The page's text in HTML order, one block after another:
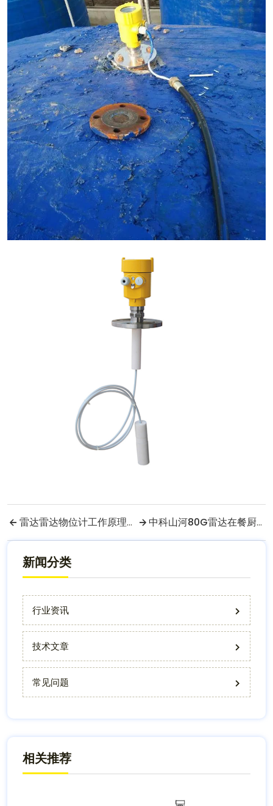
雷达雷达物位计工作原理与多工况适配性能详解 中科山河80G雷达在餐厨垃圾处理项目上的应用
新闻分类
行业资讯
技术文章
常见问题
相关推荐